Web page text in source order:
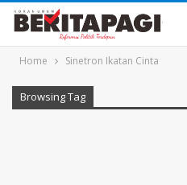
Home Sinetron Ikatan Cinta
Browsing Tag